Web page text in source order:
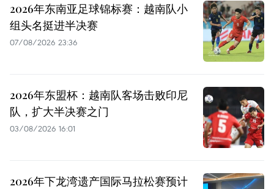
2026年东南亚足球锦标赛：越南队小
组头名挺进半决赛
07/08/2026 23:36
2026年东盟杯：越南队客场击败印尼
队，扩大半决赛之门
03/08/2026 16:01
2026年下龙湾遗产国际马拉松赛预计